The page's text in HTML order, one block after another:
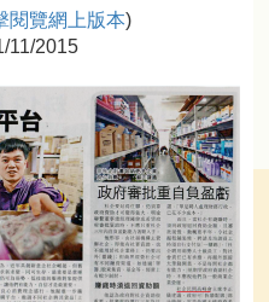
閱覽網上版本)
11/2015